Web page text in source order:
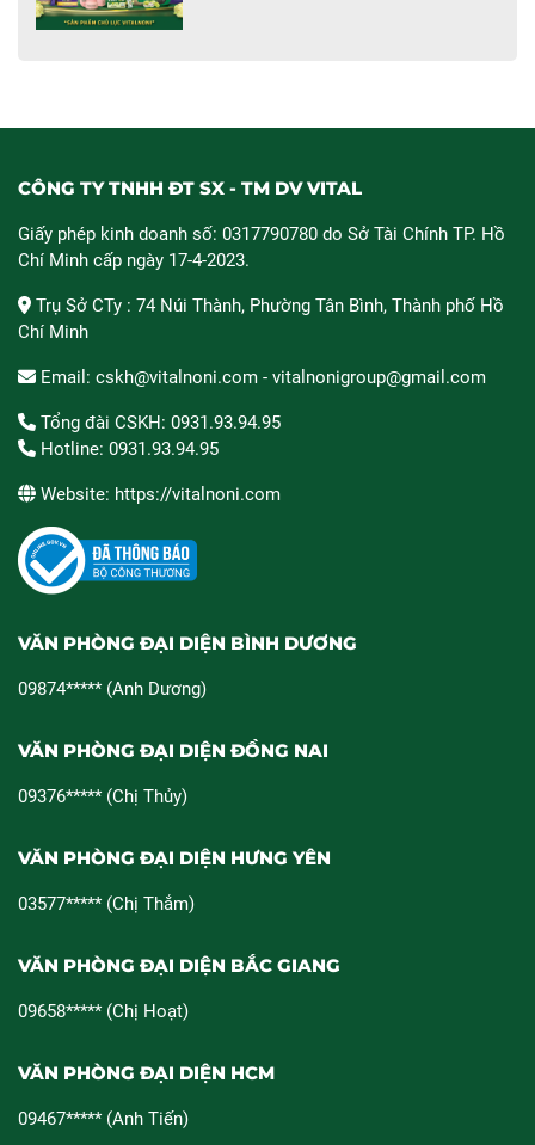
CÔNG TY TNHH ĐT SX - TM DV VITAL
Giấy phép kinh doanh số: 0317790780 do Sở Tài Chính TP. Hồ
Chí Minh cấp ngày 17-4-2023.
Trụ Sở CTy : 74 Núi Thành, Phường Tân Bình, Thành phố Hồ
Chí Minh
Email: cskh@vitalnoni.com - vitalnonigroup@gmail.com
Tổng đài CSKH: 0931.93.94.95
Hotline: 0931.93.94.95
Website: https://vitalnoni.com
VĂN PHÒNG ĐẠI DIỆN BÌNH DƯƠNG
09874***** (Anh Dương)
VĂN PHÒNG ĐẠI DIỆN ĐỒNG NAI
09376***** (Chị Thủy)
VĂN PHÒNG ĐẠI DIỆN HƯNG YÊN
03577***** (Chị Thắm)
VĂN PHÒNG ĐẠI DIỆN BẮC GIANG
09658***** (Chị Hoạt)
VĂN PHÒNG ĐẠI DIỆN HCM
09467***** (Anh Tiến)